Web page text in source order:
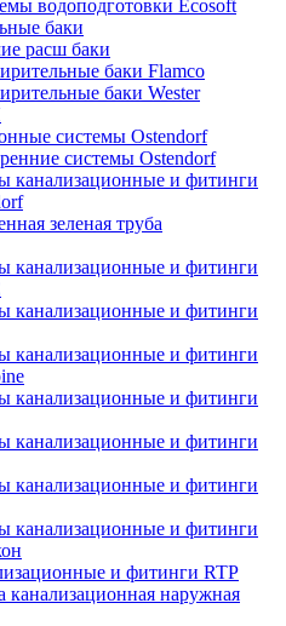
водоподготовки Ecosoft
баки
расш баки
баки Flamco
баки Wester
системы Ostendorf
системы Ostendorf
канализационные и фитинги
зеленая труба
канализационные и фитинги
канализационные и фитинги
канализационные и фитинги
канализационные и фитинги
канализационные и фитинги
канализационные и фитинги
канализационные и фитинги
и фитинги RTP
канализационная наружная